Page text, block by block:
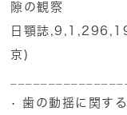
隙の観察
日顎誌
京)
• 歯の動揺に関す